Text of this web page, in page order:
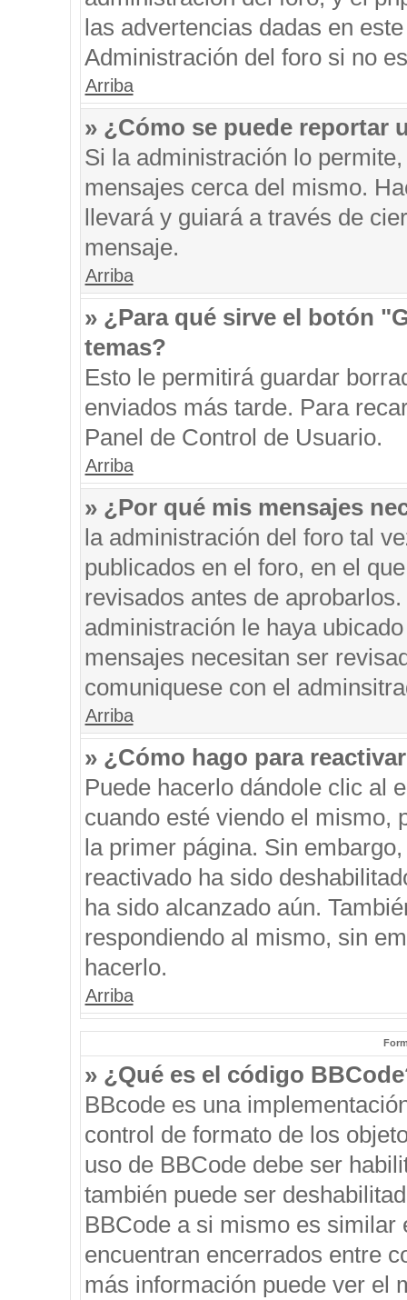
las advertencias dadas en
Administración del foro si no
Arriba
» ¿Cómo se puede reportar
Si la administración lo
mensajes cerca del mismo.
llevará y guiará a través de
mensaje.
Arriba
» ¿Para qué sirve el botón
temas?
Esto le permitirá guardar
enviados más tarde. Para
Panel de Control de Usuario.
Arriba
» ¿Por qué mis mensajes
la administración del foro tal
publicados en el foro, en el
revisados antes de
administración le haya
mensajes necesitan ser
comuniquese con el
Arriba
» ¿Cómo hago para
Puede hacerlo dándole clic al
cuando esté viendo el mismo,
la primer página. Sin
reactivado ha sido
ha sido alcanzado aún.
respondiendo al mismo, sin
hacerlo.
Arriba
» ¿Qué es el código
BBcode es una
control de formato de los
uso de BBCode debe ser
también puede ser
BBCode a si mismo es
encuentran encerrados entre
más información puede ver el